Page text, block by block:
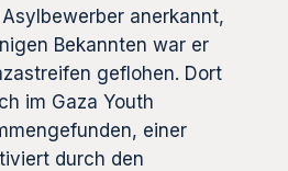
anerkannt,
Bekannten war er
geflohen. Dort
im Gaza Youth
einer
durch den